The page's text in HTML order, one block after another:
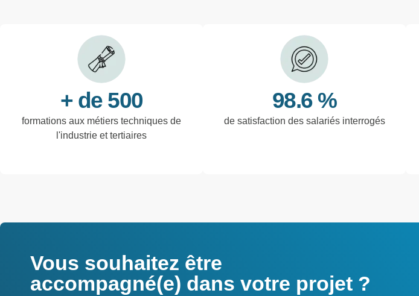
+ de 500
formations aux métiers techniques de
l'industrie et tertiaires
98.6 %
de satisfaction des salariés interrogés
Vous souhaitez être
accompagné(e) dans votre projet ?